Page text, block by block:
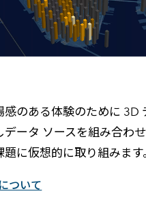
感のある体験のために 3D
データ ソースを組み合わ
に仮想的に取り組みます
ついて